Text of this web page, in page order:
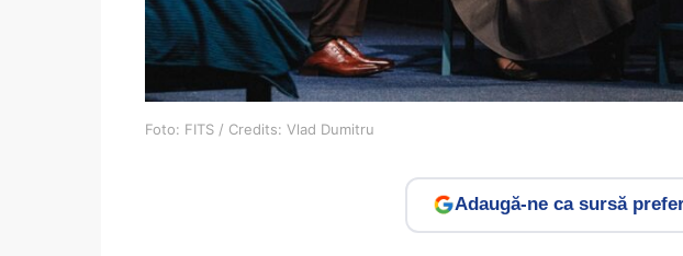
Foto: FITS / Credits: Vlad Dumitru
Adaugă-ne ca sursă